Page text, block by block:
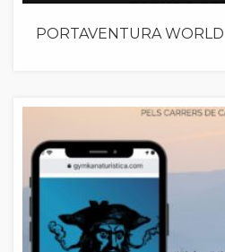
PORTAVENTURA WORLD